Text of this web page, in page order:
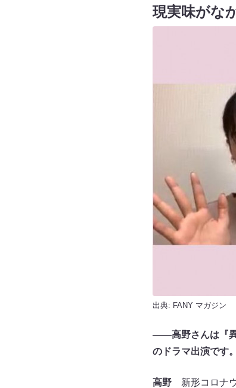
現実味がな
出典: FANY マガジン
――高野さんは『異
のドラマ出演です
高野新形コロナウ